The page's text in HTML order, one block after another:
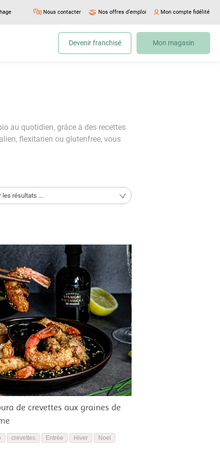
Nous contacter Nos offres d’emploi Mon compte fidélité
Devenir franchisé Mon magasin
au quotidien, grâce à des recettes
flexitarien ou glutenfree, vous
de crevettes aux graines de
crevettes Entrée Hiver Noel